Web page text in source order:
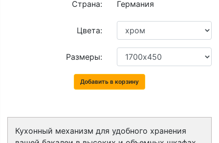
Страна: Германия
Цвета:
Размеры:
Добавить в корзину
Кухонный механизм для удобного хранения